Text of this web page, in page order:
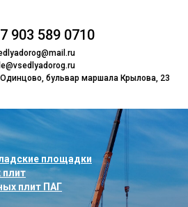
903 589 0710
бульвар маршала Крылова, 23
площадки
плит ПАГ